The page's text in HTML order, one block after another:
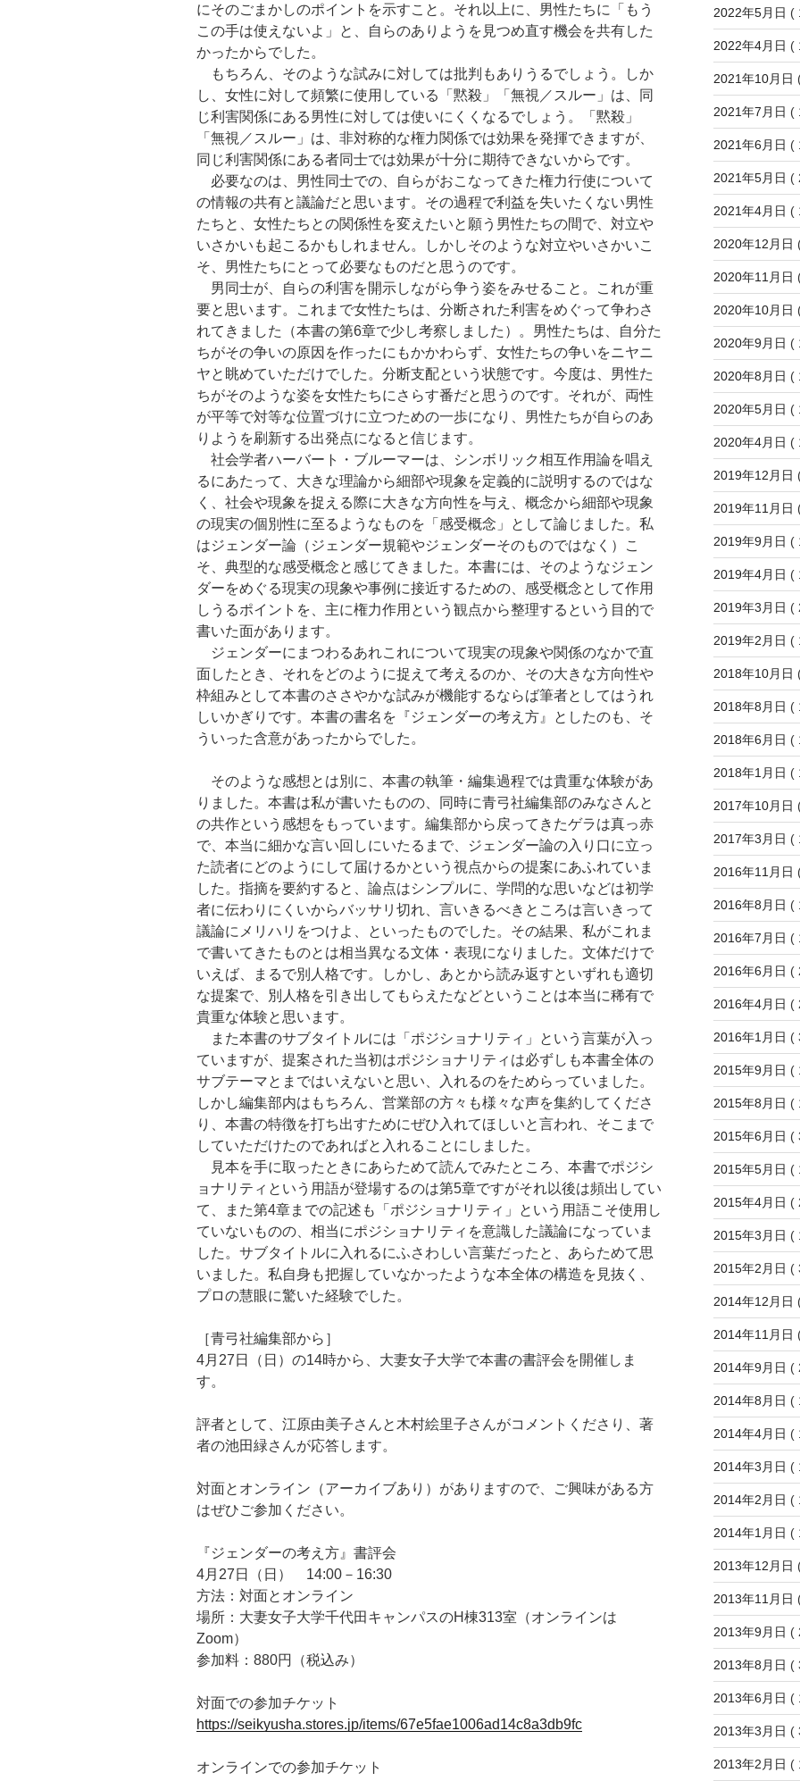
にそのごまかしのポイントを示すこと。それ以上に、男性たちに「もう
この手は使えないよ」と、自らのありようを見つめ直す機会を共有した
かったからでした。
もちろん、そのような試みに対しては批判もありうるでしょう。しか
し、女性に対して頻繁に使用している「黙殺」「無視／スルー」は、同
じ利害関係にある男性に対しては使いにくくなるでしょう。「黙殺」
「無視／スルー」は、非対称的な権力関係では効果を発揮できますが、
同じ利害関係にある者同士では効果が十分に期待できないからです。
必要なのは、男性同士での、自らがおこなってきた権力行使について
の情報の共有と議論だと思います。その過程で利益を失いたくない男性
たちと、女性たちとの関係性を変えたいと願う男性たちの間で、対立や
いさかいも起こるかもしれません。しかしそのような対立やいさかいこ
そ、男性たちにとって必要なものだと思うのです。
男同士が、自らの利害を開示しながら争う姿をみせること。これが重
要と思います。これまで女性たちは、分断された利害をめぐって争わさ
れてきました（本書の第6章で少し考察しました）。男性たちは、自分た
ちがその争いの原因を作ったにもかかわらず、女性たちの争いをニヤニ
ヤと眺めていただけでした。分断支配という状態です。今度は、男性た
ちがそのような姿を女性たちにさらす番だと思うのです。それが、両性
が平等で対等な位置づけに立つための一歩になり、男性たちが自らのあ
りようを刷新する出発点になると信じます。
社会学者ハーバート・ブルーマーは、シンボリック相互作用論を唱え
るにあたって、大きな理論から細部や現象を定義的に説明するのではな
く、社会や現象を捉える際に大きな方向性を与え、概念から細部や現象
の現実の個別性に至るようなものを「感受概念」として論じました。私
はジェンダー論（ジェンダー規範やジェンダーそのものではなく）こ
そ、典型的な感受概念と感じてきました。本書には、そのようなジェン
ダーをめぐる現実の現象や事例に接近するための、感受概念として作用
しうるポイントを、主に権力作用という観点から整理するという目的で
書いた面があります。
ジェンダーにまつわるあれこれについて現実の現象や関係のなかで直
面したとき、それをどのように捉えて考えるのか、その大きな方向性や
枠組みとして本書のささやかな試みが機能するならば筆者としてはうれ
しいかぎりです。本書の書名を『ジェンダーの考え方』としたのも、そ
ういった含意があったからでした。
そのような感想とは別に、本書の執筆・編集過程では貴重な体験があ
りました。本書は私が書いたものの、同時に青弓社編集部のみなさんと
の共作という感想をもっています。編集部から戻ってきたゲラは真っ赤
で、本当に細かな言い回しにいたるまで、ジェンダー論の入り口に立っ
た読者にどのようにして届けるかという視点からの提案にあふれていま
した。指摘を要約すると、論点はシンプルに、学問的な思いなどは初学
者に伝わりにくいからバッサリ切れ、言いきるべきところは言いきって
議論にメリハリをつけよ、といったものでした。その結果、私がこれま
で書いてきたものとは相当異なる文体・表現になりました。文体だけで
いえば、まるで別人格です。しかし、あとから読み返すといずれも適切
な提案で、別人格を引き出してもらえたなどということは本当に稀有で
貴重な体験と思います。
また本書のサブタイトルには「ポジショナリティ」という言葉が入っ
ていますが、提案された当初はポジショナリティは必ずしも本書全体の
サブテーマとまではいえないと思い、入れるのをためらっていました。
しかし編集部内はもちろん、営業部の方々も様々な声を集約してくださ
り、本書の特徴を打ち出すためにぜひ入れてほしいと言われ、そこまで
していただけたのであればと入れることにしました。
見本を手に取ったときにあらためて読んでみたところ、本書でポジシ
ョナリティという用語が登場するのは第5章ですがそれ以後は頻出してい
て、また第4章までの記述も「ポジショナリティ」という用語こそ使用し
ていないものの、相当にポジショナリティを意識した議論になっていま
した。サブタイトルに入れるにふさわしい言葉だったと、あらためて思
いました。私自身も把握していなかったような本全体の構造を見抜く、
プロの慧眼に驚いた経験でした。
［青弓社編集部から］
4月27日（日）の14時から、大妻女子大学で本書の書評会を開催しま
す。
評者として、江原由美子さんと木村絵里子さんがコメントくださり、著
者の池田緑さんが応答します。
対面とオンライン（アーカイブあり）がありますので、ご興味がある方
はぜひご参加ください。
『ジェンダーの考え方』書評会
4月27日（日） 14:00－16:30
方法：対面とオンライン
場所：大妻女子大学千代田キャンパスのH棟313室（オンラインは
Zoom）
参加料：880円（税込み）
対面での参加チケット
https://seikyusha.stores.jp/items/67e5fae1006ad14c8a3db9fc
オンラインでの参加チケット
2022年5月日 (
2022年4月日 (
2021年10月日
2021年7月日 (
2021年6月日 (
2021年5月日 (
2021年4月日 (
2020年12月日
2020年11月日
2020年10月日
2020年9月日 (
2020年8月日 (
2020年5月日 (
2020年4月日 (
2019年12月日
2019年11月日
2019年9月日 (
2019年4月日 (
2019年3月日 (
2019年2月日 (
2018年10月日
2018年8月日 (
2018年6月日 (
2018年1月日 (
2017年10月日
2017年3月日 (
2016年11月日
2016年8月日 (
2016年7月日 (
2016年6月日 (
2016年4月日 (
2016年1月日 (
2015年9月日 (
2015年8月日 (
2015年6月日 (
2015年5月日 (
2015年4月日 (
2015年3月日 (
2015年2月日 (
2014年12月日
2014年11月日
2014年9月日 (
2014年8月日 (
2014年4月日 (
2014年3月日 (
2014年2月日 (
2014年1月日 (
2013年12月日
2013年11月日
2013年9月日 (
2013年8月日 (
2013年6月日 (
2013年3月日 (
2013年2月日 (